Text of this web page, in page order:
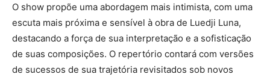
O show propõe uma abordagem mais intimista, com uma
escuta mais próxima e sensível à obra de Luedji Luna,
destacando a força de sua interpretação e a sofisticação
de suas composições. O repertório contará com versões
de sucessos de sua trajetória revisitados sob novos